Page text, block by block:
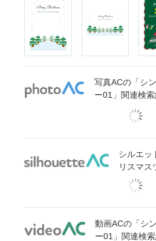
写真ACの「シ
ー01」関連検
シルエッ
リスマス
動画ACの「シ
ー01」関連検